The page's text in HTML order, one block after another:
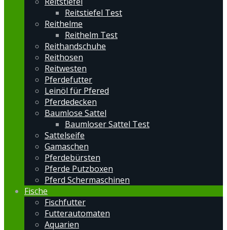
Reitstiefel Test
Reithelme
Reithelm Test
Reithandschuhe
Reithosen
Reitwesten
Pferdefutter
Leinöl für Pfered
Pferdedecken
Baumlose Sattel
Baumloser Sattel Test
Sattelseife
Gamaschen
Pferdebürsten
Pferde Putzboxen
Pferd Schermaschinen
Fische
Fischfutter
Futterautomaten
Aquarien